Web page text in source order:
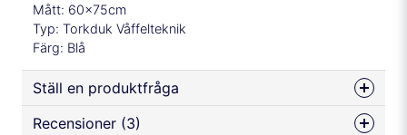
Mått: 60x75cm
Typ: Torkduk Våffelteknik
Färg: Blå
Ställ en produktfråga
question
Recensioner (3)